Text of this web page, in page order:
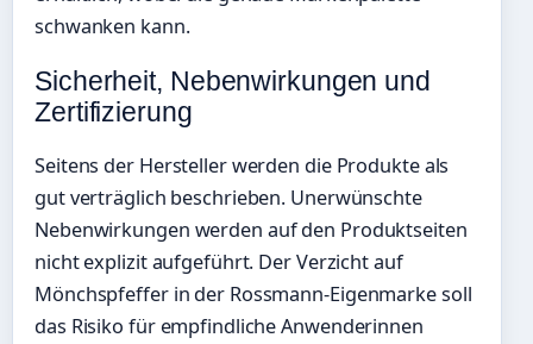
schwanken kann.
Sicherheit, Nebenwirkungen und
Zertifizierung
Seitens der Hersteller werden die Produkte als
gut verträglich beschrieben. Unerwünschte
Nebenwirkungen werden auf den Produktseiten
nicht explizit aufgeführt. Der Verzicht auf
Mönchspfeffer in der Rossmann-Eigenmarke soll
das Risiko für empfindliche Anwenderinnen